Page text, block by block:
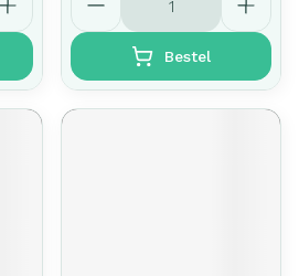
Bestel